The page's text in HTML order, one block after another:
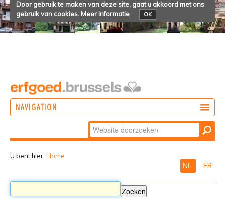
Door gebruik te maken van deze site, gaat u akkoord met ons
gebruik van cookies. Meer informatie OK
NAVIGATION
Zoek
Geavanceerd
U bent hier: Home
NL FR